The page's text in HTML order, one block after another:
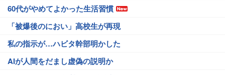
60代がやめてよかった生活習慣
「被爆後のにおい」高校生が再現
私の指示が…ハビタ幹部明かした
AIが人間をだまし虚偽の説明か